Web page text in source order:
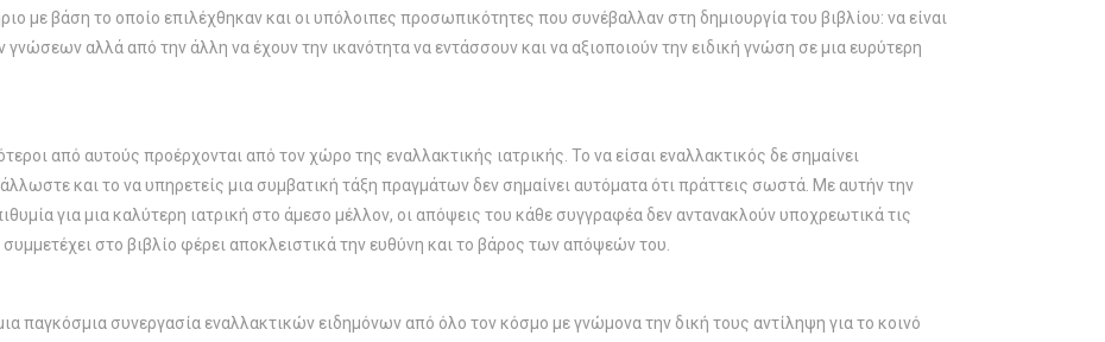
με βάση το οποίο επιλέχθηκαν και οι υπόλοιπες προσωπικότητες που συνέβαλλαν στη δημιουργία του βιβλίου: να είναι
γνώσεων αλλά από την άλλη να έχουν την ικανότητα να εντάσσουν και να αξιοποιούν την ειδική γνώση σε μια ευρύτερη
από αυτούς προέρχονται από τον χώρο της εναλλακτικής ιατρικής. Το να είσαι εναλλακτικός δε σημαίνει
και το να υπηρετείς μια συμβατική τάξη πραγμάτων δεν σημαίνει αυτόματα ότι πράττεις σωστά. Με αυτήν την
για μια καλύτερη ιατρική στο άμεσο μέλλον, οι απόψεις του κάθε συγγραφέα δεν αντανακλούν υποχρεωτικά τις
στο βιβλίο φέρει αποκλειστικά την ευθύνη και το βάρος των απόψεών του.
παγκόσμια συνεργασία εναλλακτικών ειδημόνων από όλο τον κόσμο με γνώμονα την δική τους αντίληψη για το κοινό